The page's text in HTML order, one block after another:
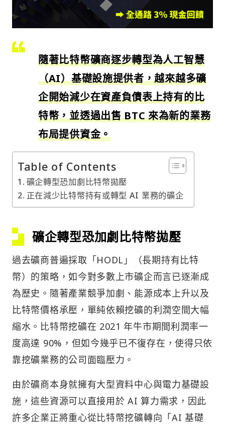
隨著比特幣礦商逐步轉型為人工智慧
（AI）基礎設施提供者，越來越多礦
企開始減少在資產負債表上持有的比
特幣，並透過出售 BTC 來為新的業務
布局提供資金。
Table of Contents
礦企轉型恐加劇比特幣拋壓
正在減少比特幣持有或轉型 AI 業務的礦企
礦企轉型恐加劇比特幣拋壓
過去礦商普遍採取「HODL」（長期持有比特
幣）的策略，如今對多數上市礦企而言已逐漸成
為歷史。隨著產業競爭加劇、能源成本上升以及
比特幣價格承壓，單純依賴挖礦的利潤空間大幅
縮水。比特幣挖礦在 2021 年牛市期間利潤率一
度高達 90%，但如今幾乎已不復存在，使得只依
靠挖礦業務的公司面臨壓力。
由於礦商本身就擁有大型資料中心與電力基礎設
施，這些資源可以直接用於 AI 算力需求，因此
許多企業正將重心從比特幣挖礦轉向「AI 基礎